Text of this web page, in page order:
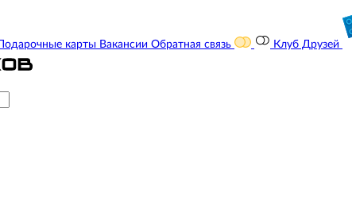
Подарочные карты Вакансии Обратная связь Клуб Друзей